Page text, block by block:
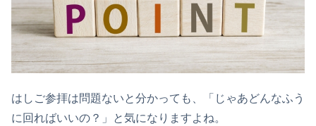
はしご参拝は問題ないと分かっても、「じゃあどんなふう
に回ればいいの？」と気になりますよね。